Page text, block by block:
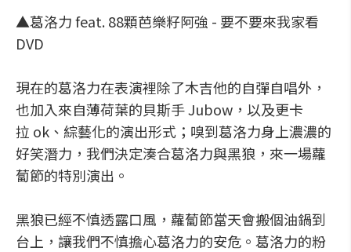
▲葛洛力 feat. 88顆芭樂籽阿強 - 要不要來我家看
DVD
現在的葛洛力在表演裡除了木吉他的自彈自唱外，
也加入來自薄荷葉的貝斯手 Jubow，以及更卡
拉 ok、綜藝化的演出形式；嗅到葛洛力身上濃濃的
好笑潛力，我們決定湊合葛洛力與黑狼，來一場蘿
蔔節的特別演出。
黑狼已經不慎透露口風，蘿蔔節當天會搬個油鍋到
台上，讓我們不慎擔心葛洛力的安危。葛洛力的粉